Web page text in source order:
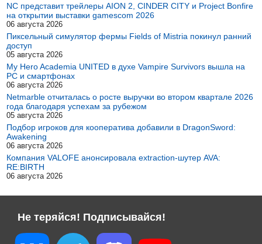
NC представит трейлеры AION 2, CINDER CITY и Project Bonfire
на открытии выставки gamescom 2026
06 августа 2026
Пиксельный симулятор фермы Fields of Mistria покинул ранний
доступ
05 августа 2026
My Hero Academia UNITED в духе Vampire Survivors вышла на
PC и смартфонах
06 августа 2026
Netmarble отчиталась о росте выручки во втором квартале 2026
года благодаря успехам за рубежом
05 августа 2026
Подбор игроков для кооператива добавили в DragonSword:
Awakening
06 августа 2026
Компания VALOFE анонсировала extraction-шутер AVA:
RE:BIRTH
06 августа 2026
Не теряйся! Подписывайся!